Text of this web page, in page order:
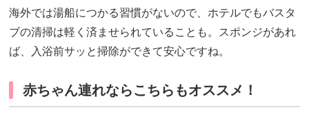
海外では湯船につかる習慣がないので、ホテルでもバスタ
ブの清掃は軽く済ませられていることも。スポンジがあれ
ば、入浴前サッと掃除ができて安心ですね。
赤ちゃん連れならこちらもオススメ！